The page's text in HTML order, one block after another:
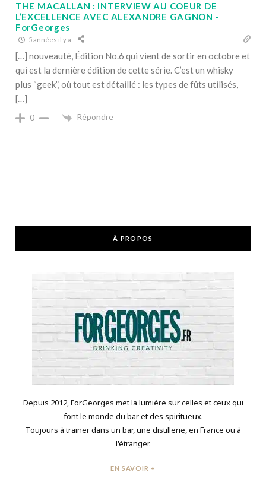
THE MACALLAN : INTERVIEW AU COEUR DE
L’EXCELLENCE AVEC ALEXANDRE GAGNON -
ForGeorges
5 années il y a
[…] nouveauté, Édition No.6 qui vient de sortir en octobre et
qui est la dernière édition de cette série. C’est un whisky
plus “geek”, où tout est détaillé : les types de fûts utilisés,
[…]
0 Répondre
À PROPOS
Depuis 2012, ForGeorges met la lumière sur celles et ceux qui
font le monde du bar et des spiritueux.
Toujours à trainer dans un bar, une distillerie, en France ou à
l'étranger.
EN SAVOIR +